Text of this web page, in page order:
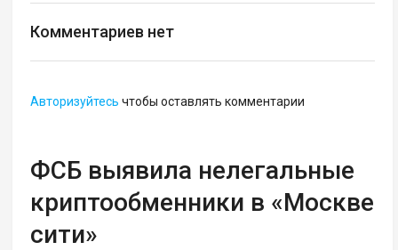
Комментариев нет
Авторизуйтесь чтобы оставлять комментарии
ФСБ выявила нелегальные
криптообменники в «Москве
сити»